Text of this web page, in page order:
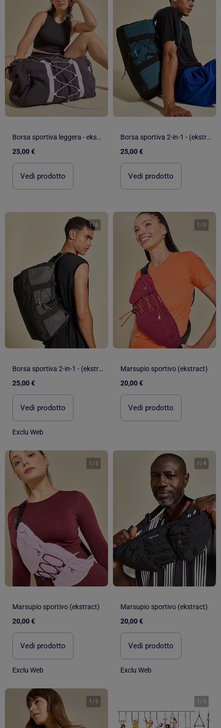
Borsa sportiva leggera - ekstract
25,00 €
Vedi prodotto
Borsa sportiva 2-in-1 - (ekstract)
25,00 €
Vedi prodotto
1/ 6
Borsa sportiva 2-in-1 - (ekstract)
25,00 €
Vedi prodotto
Exclu Web
1 / 5
Marsupio sportivo (ekstract)
20,00 €
Vedi prodotto
1 / 5
Marsupio sportivo (ekstract)
20,00 €
Vedi prodotto
Exclu Web
1 /4
Marsupio sportivo (ekstract)
20,00 €
Vedi prodotto
Exclu Web
1 / 5 1 / 5